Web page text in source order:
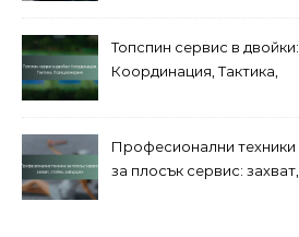
Топспин сервис в двойки:
Координация, Тактика,
Професионални техники
за плосък сервис: захват,